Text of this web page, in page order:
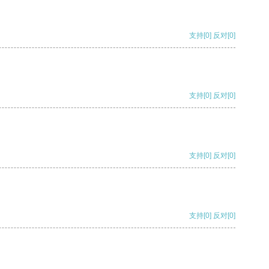
支持[0] 反对[0]
支持[0] 反对[0]
支持[0] 反对[0]
支持[0] 反对[0]